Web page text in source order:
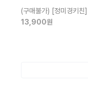
(구매불가) [정미경키친
13,900원